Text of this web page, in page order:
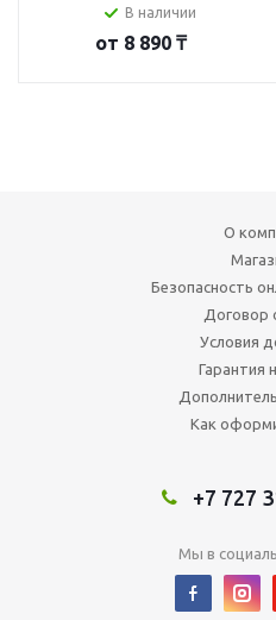
В наличии
от 8 890 ₸
О
Безопасность
Договор
Условия
Гарантия
Как
+7 727
Мы в